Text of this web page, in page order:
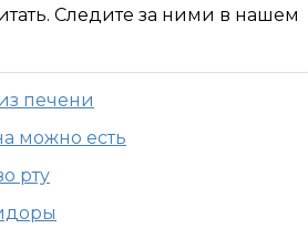
Следите за ними в нашем
печени
можно есть
рту